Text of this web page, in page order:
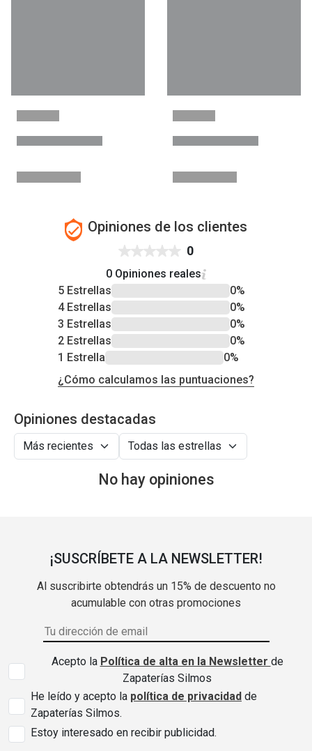
Opiniones de los clientes
0
0 Opiniones reales
5 Estrellas
0%
4 Estrellas
0%
3 Estrellas
0%
2 Estrellas
0%
1 Estrella
0%
¿Cómo calculamos las puntuaciones?
Opiniones destacadas
No hay opiniones
¡SUSCRÍBETE A LA NEWSLETTER!
Al suscribirte obtendrás un 15% de descuento no
acumulable con otras promociones
Acepto la Política de alta en la Newsletter de
Zapaterías Silmos
He leído y acepto la política de privacidad de
Zapaterías Silmos.
Estoy interesado en recibir publicidad.